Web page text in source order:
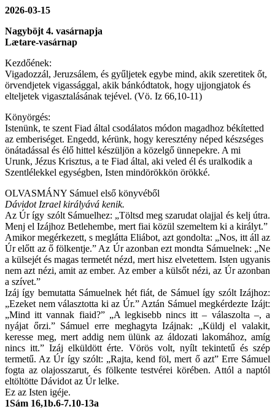
2026-03-15
Nagyböjt 4. vasárnapja
Lætare-vasárnap
Kezdőének:
Vigadozzál, Jeruzsálem, és gyűljetek egybe mind, akik szeretitek őt,
örvendjetek vigassággal, akik bánkódtatok, hogy ujjongjatok és
elteljetek vigasztalásának tejével. (Vö. Iz 66,10-11)
Könyörgés:
Istenünk, te szent Fiad által csodálatos módon magadhoz békítetted
az emberiséget. Engedd, kérünk, hogy keresztény néped készséges
önátadással és élő hittel készüljön a közelgő ünnepekre. A mi
Urunk, Jézus Krisztus, a te Fiad által, aki veled él és uralkodik a
Szentlélekkel egységben, Isten mindörökkön örökké.
OLVASMÁNY Sámuel első könyvéből
Dávidot Izrael királyává kenik.
Az Úr így szólt Sámuelhez: „Töltsd meg szarudat olajjal és kelj útra.
Menj el Izájhoz Betlehembe, mert fiai közül szemeltem ki a királyt.”
Amikor megérkezett, s meglátta Eliábot, azt gondolta: „Nos, itt áll az
Úr előtt az ő fölkentje.” Az Úr azonban ezt mondta Sámuelnek: „Ne
a külsejét és magas termetét nézd, mert hisz elvetettem. Isten ugyanis
nem azt nézi, amit az ember. Az ember a külsőt nézi, az Úr azonban
a szívet.”
Izáj így bemutatta Sámuelnek hét fiát, de Sámuel így szólt Izájhoz:
„Ezeket nem választotta ki az Úr.” Aztán Sámuel megkérdezte Izájt:
„Mind itt vannak fiaid?” „A legkisebb nincs itt – válaszolta –, a
nyájat őrzi.” Sámuel erre meghagyta Izájnak: „Küldj el valakit,
keresse meg, mert addig nem ülünk az áldozati lakomához, amíg
nincs itt.” Izáj elküldött érte. Vörös volt, nyílt tekintetű és szép
termetű. Az Úr így szólt: „Rajta, kend föl, mert ő azt” Erre Sámuel
fogta az olajosszarut, és fölkente testvérei körében. Attól a naptól
eltöltötte Dávidot az Úr lelke.
Ez az Isten igéje.
1Sám 16,1b.6-7.10-13a